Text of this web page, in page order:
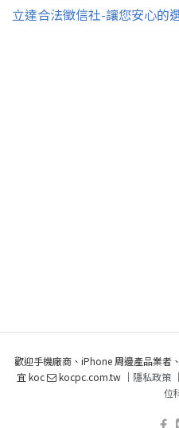
立達合法徵信社-讓您安心的
歡迎手機廠商、iPhone 周邊產品業者
宜 koc
kocpc.com.tw ｜ 隱私政策
位